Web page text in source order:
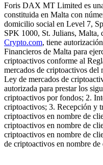
Foris DAX MT Limited es
constituida en Malta con
domicilio social en Level 7,
SPK 1000, St. Julians, Malta,
Crypto.com, tiene
Financieros de Malta para
criptoactivos conforme al
mercados de criptoactivos
Ley de mercados de
autorizada para prestar los
criptoactivos por fondos; 2.
criptoactivos; 3. Recepción y
criptoactivos en nombre de
criptoactivos en nombre de
criptoactivos en nombre de
de criptoactivos en nombre de